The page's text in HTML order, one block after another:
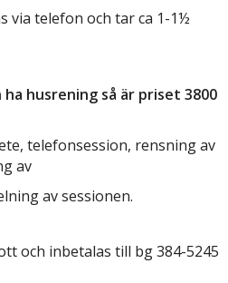
via telefon och tar ca 1-1½
ha husrening så är priset 3800
telefonsession, rensning av
av
av sessionen.
och inbetalas till bg 384-5245